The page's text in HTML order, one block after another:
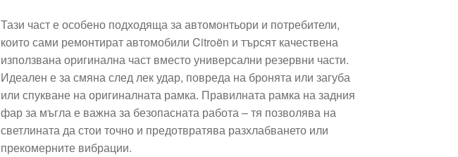
Тази част е особено подходяща за автомонтьори и потребители,
които сами ремонтират автомобили Citroën и търсят качествена
използвана оригинална част вместо универсални резервни части.
Идеален е за смяна след лек удар, повреда на бронята или загуба
или спукване на оригиналната рамка. Правилната рамка на задния
фар за мъгла е важна за безопасната работа – тя позволява на
светлината да стои точно и предотвратява разхлабването или
прекомерните вибрации.